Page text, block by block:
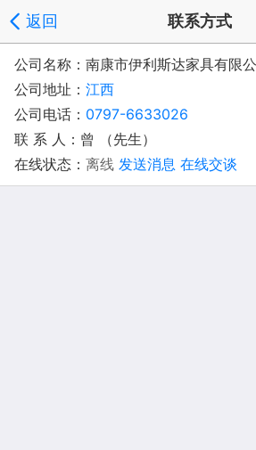
返回 联系方式
公司名称：南康市伊利斯达家具有限
公司地址： 江西
公司电话： 0797-6633026
联 系 人：曾 （先生）
在线状态： 离线 发送消息 在线交谈